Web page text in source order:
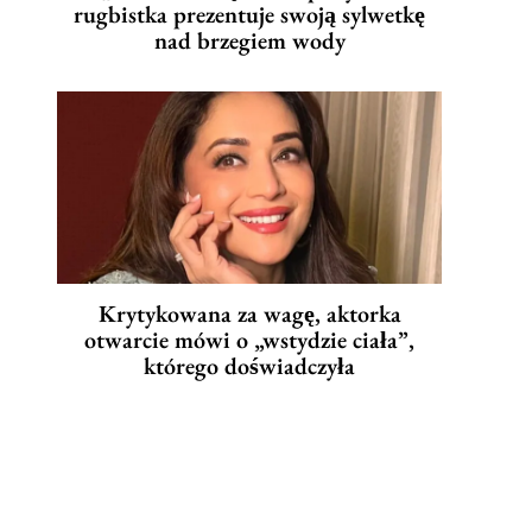
rugbistka prezentuje swoją sylwetkę
nad brzegiem wody
Krytykowana za wagę, aktorka
otwarcie mówi o „wstydzie ciała”,
którego doświadczyła